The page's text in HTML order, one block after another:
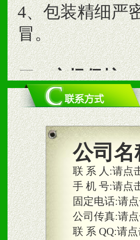
4、包装精细严
冒。
二、市场保护
1、统一市场价
商利润。
2、区域独家经
合作关系。
三、物料及媒体
1、免费提供体
公司名
联 系 人:请点
手 机 号:请点
固定电话:请
公司传真:请
联 系 QQ:请